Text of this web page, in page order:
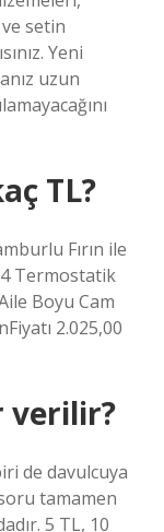
setin
Yeni
uzun
TL?
Fırın ile
Termostatik
Boyu Cam
2.025,00
verilir?
de davulcuya
tamamen
5 TL, 10